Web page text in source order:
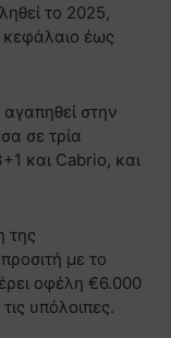
το 2025,
κεφάλαιο έως
αγαπηθεί στην
σε τρία
και Cabrio, και
της
με το
οφέλη €6.000
υπόλοιπες.